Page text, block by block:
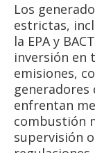
Los
estrictas,
la EPA y
inversión en
emisiones,
enfrentan
combustión
supervisión